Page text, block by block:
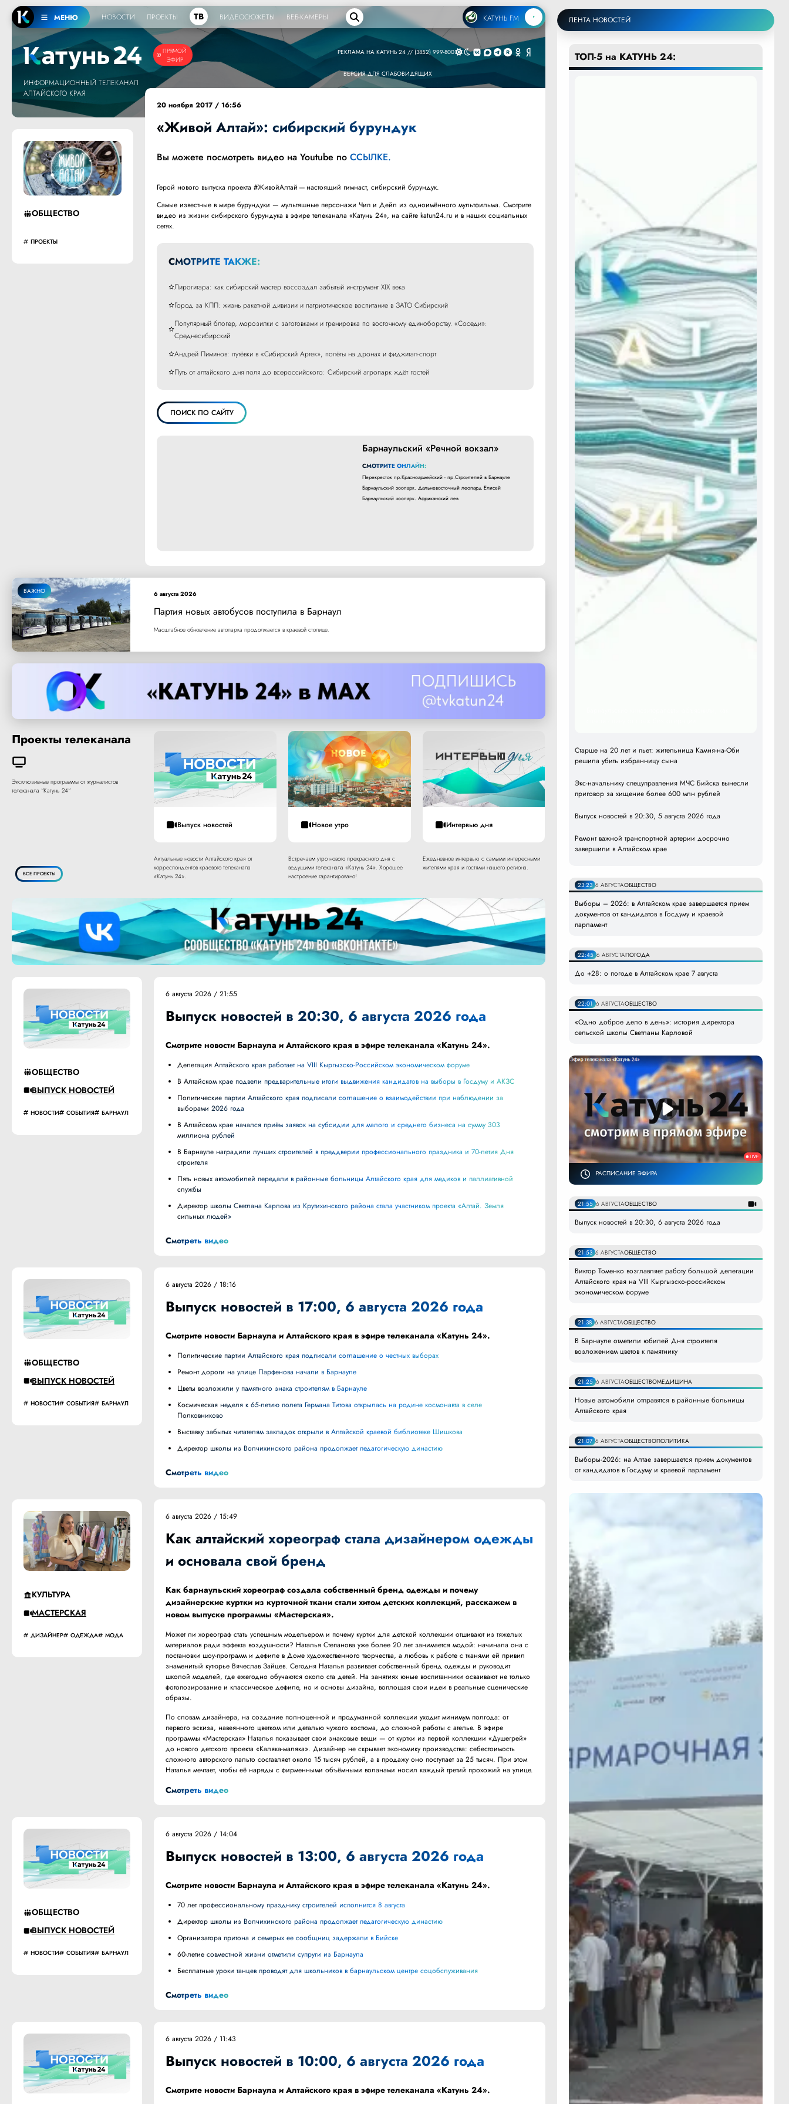
МЕНЮ НОВОСТИ ПРОЕКТЫ ТВ ВИДЕОСЮЖЕТЫ ВЕБ-КАМЕРЫ КАТУНЬ FM
ПРЯМОЙ
ЭФИР
ИНФОРМАЦИОННЫЙ ТЕЛЕКАНАЛ
АЛТАЙСКОГО КРАЯ
РЕКЛАМА НА КАТУНЬ 24 // (3852) 999-800
ВЕРСИЯ ДЛЯ СЛАБОВИДЯЩИХ
ОБЩЕСТВО
ПРОЕКТЫ
20 ноября 2017 / 16:56
«Живой Алтай»: сибирский бурундук
Вы можете посмотреть видео на Youtube поССЫЛКЕ.
Герой нового выпуска проекта #ЖивойАлтай — настоящий гимнаст, сибирский бурундук.
Самые известные в мире бурундуки — мультяшные персонажи Чип и Дейл из одноимённого мультфильма. Смотрите
видео из жизни сибирского бурундука в эфире телеканала «Катунь 24», на сайте katun24.ru и в наших социальных
сетях.
СМОТРИТЕ ТАКЖЕ:
Лирогитара: как сибирский мастер воссоздал забытый инструмент XIX века
Город за КПП: жизнь ракетной дивизии и патриотическое воспитание в ЗАТО Сибирский
Популярный блогер, морозилки с заготовками и тренировка по восточному единоборству. «Соседи»:
Среднесибирский
Андрей Пиминов: путёвки в «Сибирский Артек», полёты на дронах и фиджитал-спорт
Путь от алтайского дня поля до всероссийского: Сибирский агропарк ждёт гостей
ПОИСК ПО САЙТУ
Барнаульский «Речной вокзал»
СМОТРИТЕ ОНЛАЙН:
Перекресток пр.Красноармейский - пр.Строителей в Барнауле
Барнаульский зоопарк. Дальневосточный леопард Елисей
Барнаульский зоопарк. Африканский лев
ВАЖНО 6 августа 2026
Партия новых автобусов поступила в Барнаул
Масштабное обновление автопарка продолжается в краевой столице.
Проекты телеканала
Эксклюзивные программы от журналистов
телеканала "Катунь 24"
ВСЕ ПРОЕКТЫ
Выпуск новостей
Актуальные новости Алтайского края от
корреспондентов краевого телеканала
«Катунь 24».
Новое утро
Встречаем утро нового прекрасного дня с
ведущими телеканала «Катунь 24». Хорошее
настроение гарантировано!
Интервью дня
Ежедневное интервью с самыми интересными
жителями края и гостями нашего региона.
ОБЩЕСТВО
ВЫПУСК НОВОСТЕЙ
НОВОСТИ СОБЫТИЯ БАРНАУЛ
6 августа 2026 / 21:55
Выпуск новостей в 20:30, 6 августа 2026 года
Смотрите новости Барнаула и Алтайского края в эфире телеканала «Катунь 24».
Делегация Алтайского края работает на VIII Кыргызско-Российском экономическом форуме
В Алтайском крае подвели предварительные итоги выдвижения кандидатов на выборы в Госдуму и АКЗС
Политические партии Алтайского края подписали соглашение о взаимодействии при наблюдении за
выборами 2026 года
В Алтайском крае начался приём заявок на субсидии для малого и среднего бизнеса на сумму 303
миллиона рублей
В Барнауле наградили лучших строителей в преддверии профессионального праздника и 70-летия Дня
строителя
Пять новых автомобилей передали в районные больницы Алтайского края для медиков и паллиативной
службы
Директор школы Светлана Карлова из Крутихинского района стала участником проекта «Алтай. Земля
сильных людей»
Смотреть видео
ОБЩЕСТВО
ВЫПУСК НОВОСТЕЙ
НОВОСТИ СОБЫТИЯ БАРНАУЛ
6 августа 2026 / 18:16
Выпуск новостей в 17:00, 6 августа 2026 года
Смотрите новости Барнаула и Алтайского края в эфире телеканала «Катунь 24».
Политические партии Алтайского края подписали соглашение о честных выборах
Ремонт дороги на улице Парфенова начали в Барнауле
Цветы возложили у памятного знака строителям в Барнауле
Космическая неделя к 65-летию полета Германа Титова открылась на родине космонавта в селе
Полковниково
Выставку забытых читателям закладок открыли в Алтайской краевой библиотеке Шишкова
Директор школы из Волчихинского района продолжает педагогическую династию
Смотреть видео
КУЛЬТУРА
МАСТЕРСКАЯ
ДИЗАЙНЕР ОДЕЖДА МОДА
6 августа 2026 / 15:49
Как алтайский хореограф стала дизайнером одежды
и основала свой бренд
Как барнаульский хореограф создала собственный бренд одежды и почему
дизайнерские куртки из курточной ткани стали хитом детских коллекций, расскажем в
новом выпуске программы «Мастерская».
Может ли хореограф стать успешным модельером и почему куртки для детской коллекции отшивают из тяжелых
материалов ради эффекта воздушности? Наталья Степанова уже более 20 лет занимается модой: начинала она с
постановки шоу-программ и дефиле в Доме художественного творчества, а любовь к работе с тканями ей привил
знаменитый кутюрье Вячеслав Зайцев. Сегодня Наталья развивает собственный бренд одежды и руководит
школой моделей, где ежегодно обучаются около ста детей. На занятиях юные воспитанники осваивают не только
фотопозирование и классическое дефиле, но и основы дизайна, воплощая свои идеи в реальные сценические
образы.
По словам дизайнера, на создание полноценной и продуманной коллекции уходит минимум полгода: от
первого эскиза, навеянного цветком или деталью чужого костюма, до сложной работы с ателье. В эфире
программы «Мастерская» Наталья показывает свои знаковые вещи — от куртки из первой коллекции «Душегрей»
до нового детского проекта «Каляка-маляка». Дизайнер не скрывает экономику производства: себестоимость
сложного авторского пальто составляет около 15 тысяч рублей, а в продажу оно поступает за 25 тысяч. При этом
Наталья мечтает, чтобы её наряды с фирменными объёмными воланами носил каждый третий прохожий на улице.
Смотреть видео
ОБЩЕСТВО
ВЫПУСК НОВОСТЕЙ
НОВОСТИ СОБЫТИЯ БАРНАУЛ
6 августа 2026 / 14:04
Выпуск новостей в 13:00, 6 августа 2026 года
Смотрите новости Барнаула и Алтайского края в эфире телеканала «Катунь 24».
70 лет профессиональному празднику строителей исполнится 8 августа
Директор школы из Волчихинского района продолжает педагогическую династию
Организатора притона и семерых ее сообщниц задержали в Бийске
60-летие совместной жизни отметили супруги из Барнаула
Бесплатные уроки танцев проводят для школьников в барнаульском центре соцобслуживания
Смотреть видео
6 августа 2026 / 11:43
Выпуск новостей в 10:00, 6 августа 2026 года
Смотрите новости Барнаула и Алтайского края в эфире телеканала «Катунь 24».
ЛЕНТА НОВОСТЕЙ
ТОП-5 на КАТУНЬ 24:
Старше на 20 лет и пьет: жительница Камня-на-Оби
решила убить избранницу сына
Экс-начальнику спецуправления МЧС Бийска вынесли
приговор за хищение более 600 млн рублей
Выпуск новостей в 20:30, 5 августа 2026 года
Ремонт важной транспортной артерии досрочно
завершили в Алтайском крае
23:23 6 АВГУСТАОБЩЕСТВО
Выборы – 2026: в Алтайском крае завершается прием
документов от кандидатов в Госдуму и краевой
парламент
22:45 6 АВГУСТАПОГОДА
До +28: о погоде в Алтайском крае 7 августа
22:01 6 АВГУСТАОБЩЕСТВО
«Одно доброе дело в день»: история директора
сельской школы Светланы Карловой
РАСПИСАНИЕ ЭФИРА
21:55 6 АВГУСТАОБЩЕСТВО
Выпуск новостей в 20:30, 6 августа 2026 года
21:53 6 АВГУСТАОБЩЕСТВО
Виктор Томенко возглавляет работу большой делегации
Алтайского края на VIII Кыргызско-российском
экономическом форуме
21:38 6 АВГУСТАОБЩЕСТВО
В Барнауле отметили юбилей Дня строителя
возложением цветов к памятнику
21:25 6 АВГУСТАОБЩЕСТВОМЕДИЦИНА
Новые автомобили отправятся в районные больницы
Алтайского края
21:07 6 АВГУСТАОБЩЕСТВОПОЛИТИКА
Выборы-2026: на Алтае завершается прием документов
от кандидатов в Госдуму и краевой парламент